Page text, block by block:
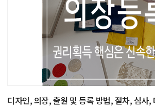
디자인, 의장, 출원 및 등록 방법, 절차, 심사,